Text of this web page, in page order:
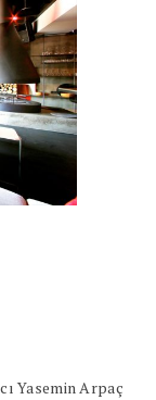
Yasemin Arpaç